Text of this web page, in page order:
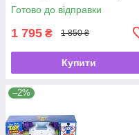
— Disney Pixar Toy Story 5
Interactables від Mattel ✨🍒
Готово до відправки
1 795 ₴ 1 850 ₴
Купити
–2%